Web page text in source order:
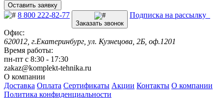
Оставить заявку
8 800 222-82-77
Заказать звонок
Подписка на рассылку
Офис:
620012, г.Екатеринбург, ул. Кузнецова, 2Б, оф.1201
Время работы:
пн-пт с 8:30 - 17:30
zakaz@komplekt-tehnika.ru
О компании
Доставка Оплата Сертификаты Акции Контакты О компании
Политика конфиденциальности